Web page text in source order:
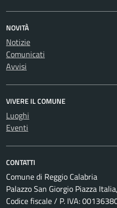
NOVITÀ
Notizie
Comunicati
Avvisi
VIVERE IL COMUNE
Luoghi
Eventi
CONTATTI
Comune di Reggio Calabria
Palazzo San Giorgio Piazza
Codice fiscale / P. IVA: